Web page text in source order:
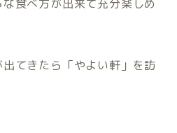
食べ方が出来て充分楽しめ
てきたら「やよい軒」を訪